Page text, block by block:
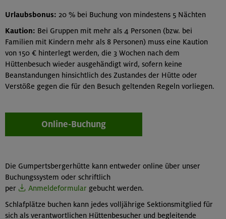
Urlaubsbonus: 20 % bei Buchung von mindestens 5 Nächten
Kaution: Bei Gruppen mit mehr als 4 Personen (bzw. bei
Familien mit Kindern mehr als 8 Personen) muss eine Kaution
von 150 € hinterlegt werden, die 3 Wochen nach dem
Hüttenbesuch wieder ausgehändigt wird, sofern keine
Beanstandungen hinsichtlich des Zustandes der Hütte oder
Verstöße gegen die für den Besuch geltenden Regeln vorliegen.
Online-Buchung
Die Gumpertsbergerhütte kann entweder online über unser
Buchungssystem oder schriftlich
per
Anmeldeformular gebucht werden.
Schlafplätze buchen kann jedes volljährige Sektionsmitglied für
sich als verantwortlichen Hüttenbesucher und begleitende